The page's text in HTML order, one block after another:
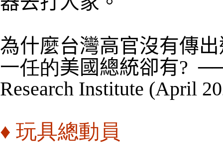
為什麼台灣高官沒有傳
一任的美國總統卻有?
Research Institute (April
♦ 玩具總動員